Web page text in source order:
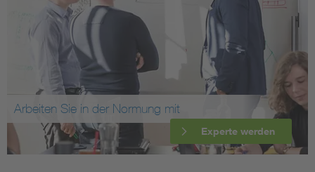
Arbeiten Sie in der Normung mit
Experte werden